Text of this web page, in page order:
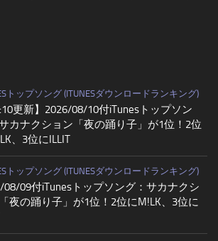
トップソング (ITUNESダウンロードランキング)
更新】2026/08/10付iTunesトップソン
カナクション「夜の踊り子」が1位！2位
、3位にILLIT
トップソング (ITUNESダウンロードランキング)
08/09付iTunesトップソング：サカナクシ
夜の踊り子」が1位！2位にM!LK、3位に